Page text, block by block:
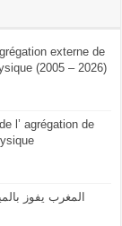
externe de
(2005 – 2026)
l’ agrégation de
المغرب يفوز